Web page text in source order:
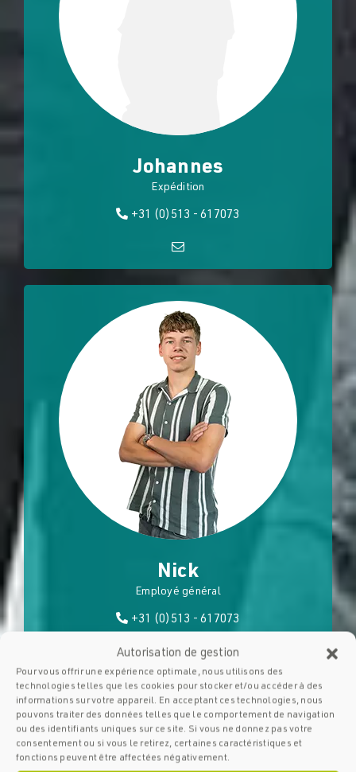
Autorisation de gestion
Pour vous offrir une expérience optimale, nous utilisons des
technologies telles que les cookies pour stocker et/ou accéder à des
informations sur votre appareil. En acceptant ces technologies, nous
pouvons traiter des données telles que le comportement de navigation
ou des identifiants uniques sur ce site. Si vous ne donnez pas votre
consentement ou si vous le retirez, certaines caractéristiques et
fonctions peuvent être affectées négativement.
Johannes
Expédition
+31 (0)513 - 617073
Nick
Employé général
+31 (0)513 - 617073